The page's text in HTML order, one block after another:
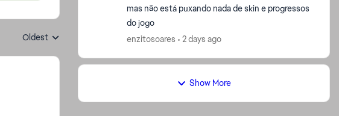
Replies sorted by
Oldest
mas não está puxando nada de skin e progressos
do jogo
enzitosoares
2 days ago
Show More